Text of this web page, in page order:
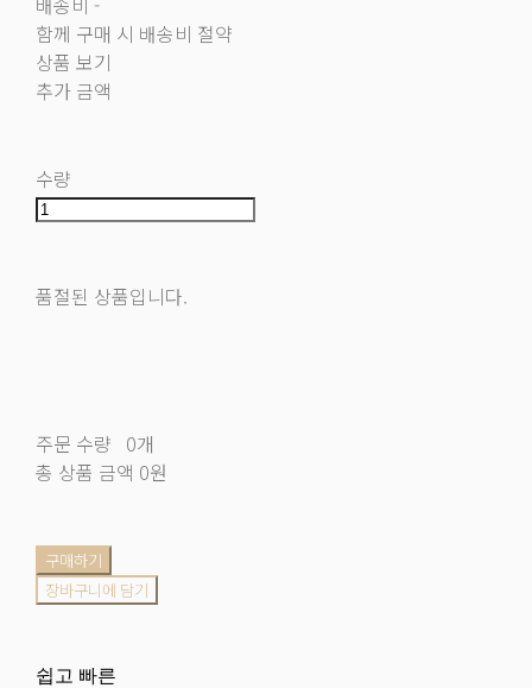
함께 구매 시 배송비 절약
상품 보기
추가 금액
수량
품절된 상품입니다.
주문 수량 0개
총 상품 금액 0원
구매하기
장바구니에 담기
쉽고 빠른